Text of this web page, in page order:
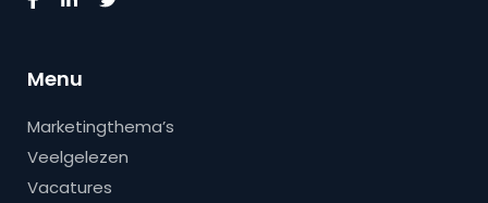
Menu
Marketingthema’s
Veelgelezen
Vacatures